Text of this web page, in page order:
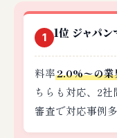
1 1位 ジャパン
料率2.0%〜の業
ちらも対応、2
審査で対応事例